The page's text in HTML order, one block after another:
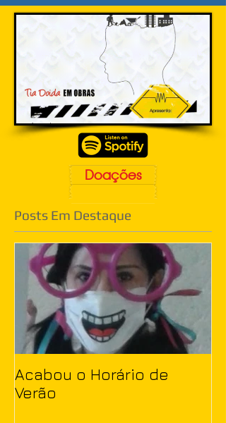
Doações
Posts Em Destaque
Acabou o Horário de
Verão